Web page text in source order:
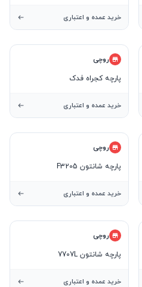
خرید عمده و اعتباری
روچی
پارچه کجراه فدک
خرید عمده و اعتباری
روچی
پارچه شانتون F3205
خرید عمده و اعتباری
روچی
پارچه شانتون 7707L
خرید عمده و اعتباری